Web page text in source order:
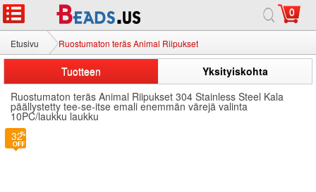
0
Etusivu Ruostumaton teräs Animal Riipukset
Tuotteen
Yksityiskohta
Ruostumaton teräs Animal Riipukset 304 Stainless Steel Kala
päällystetty tee-se-itse emali enemmän värejä valinta
10PC/laukku laukku
32